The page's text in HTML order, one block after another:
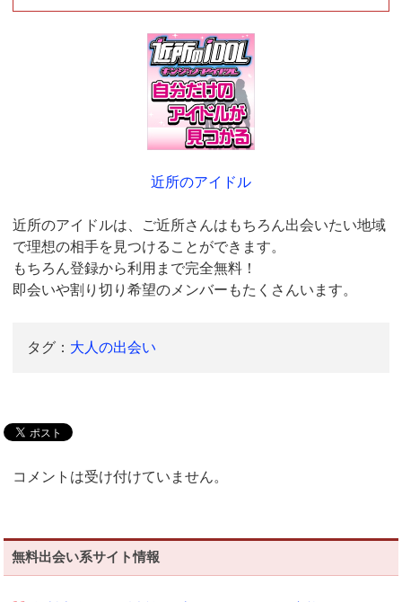
近所のアイドル
近所のアイドルは、ご近所さんはもちろん出会いたい地域
で理想の相手を見つけることができます。
もちろん登録から利用まで完全無料！
即会いや割り切り希望のメンバーもたくさんいます。
タグ： 大人の出会い
コメントは受け付けていません。
無料出会い系サイト情報